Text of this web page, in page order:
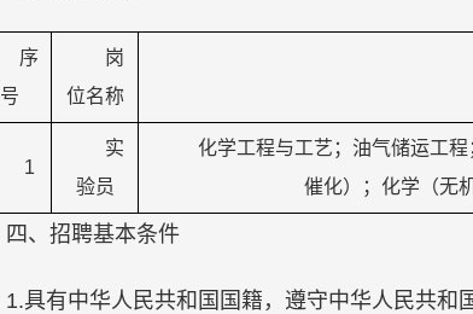
序
号
岗
位名称
1
实
验员
化学工程与工艺；油气储运工
催化）；化学（无
四、招聘基本条件
1.具有中华人民共和国国籍，遵守中华人民共和